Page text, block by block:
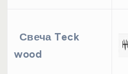
Свеча Teck
wood